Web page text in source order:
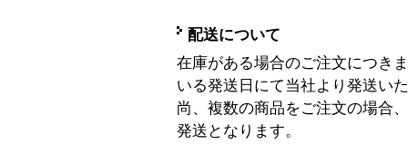
配送について
在庫がある場合のご注文につき
いる発送日にて当社より発送い
尚、複数の商品をご注文の場合
発送となります。